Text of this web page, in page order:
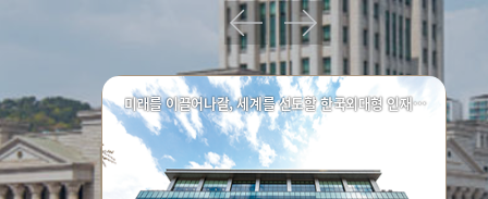
미래를 이끌어나갈, 세계를 선도할 한국외대형 인재양성